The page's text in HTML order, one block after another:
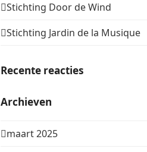
Stichting Door de Wind
Stichting Jardin de la Musique
Recente reacties
Archieven
maart 2025